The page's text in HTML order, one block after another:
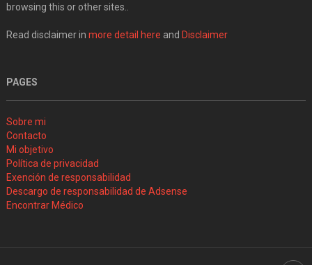
browsing this or other sites..
Read disclaimer in more detail here and Disclaimer
PAGES
Sobre mi
Contacto
Mi objetivo
Política de privacidad
Exención de responsabilidad
Descargo de responsabilidad de Adsense
Encontrar Médico